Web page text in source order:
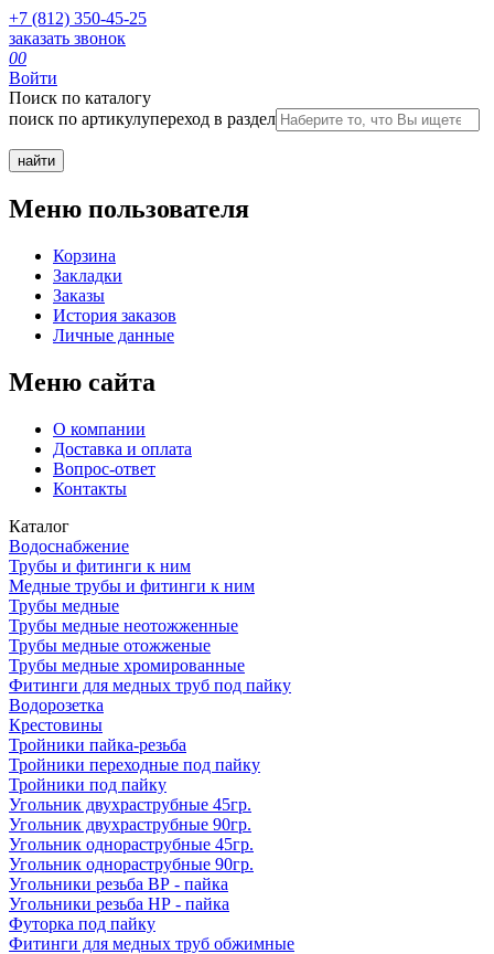
+7 (812) 350-45-25
заказать звонок
00
Войти
Поиск по каталогу
поиск по артикулупереход в раздел
Меню пользователя
Корзина
Закладки
Заказы
История заказов
Личные данные
Меню сайта
О компании
Доставка и оплата
Вопрос-ответ
Контакты
Каталог
Водоснабжение
Трубы и фитинги к ним
Медные трубы и фитинги к ним
Трубы медные
Трубы медные неотожженные
Трубы медные отожженые
Трубы медные хромированные
Фитинги для медных труб под пайку
Водорозетка
Крестовины
Тройники пайка-резьба
Тройники переходные под пайку
Тройники под пайку
Угольник двухраструбные 45гр.
Угольник двухраструбные 90гр.
Угольник однораструбные 45гр.
Угольник однораструбные 90гр.
Угольники резьба ВР - пайка
Угольники резьба НР - пайка
Футорка под пайку
Фитинги для медных труб обжимные